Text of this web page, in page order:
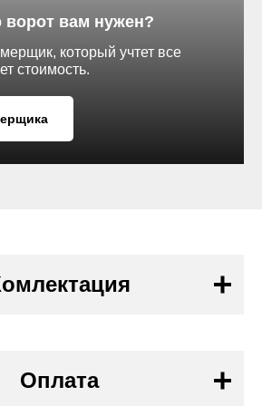
ворот вам нужен?
который учтет все
стоимость.
Оплата